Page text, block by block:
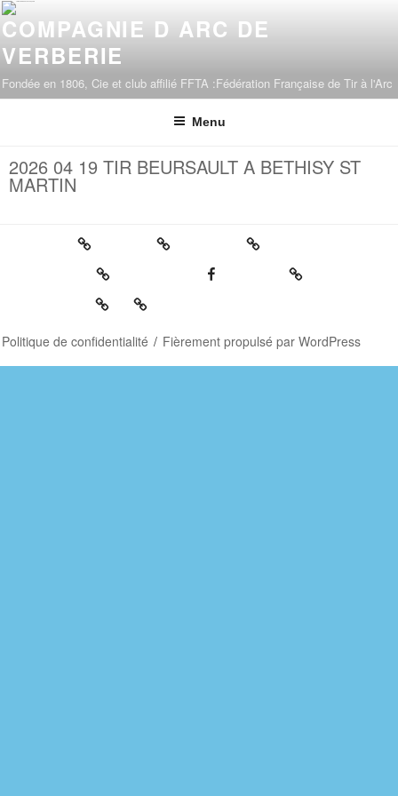
COMPAGNIE D ARC DE
VERBERIE
Fondée en 1806, Cie et club affilié FFTA :Fédération Française de Tir à l'Arc
Menu
2026 04 19 TIR BEURSAULT A BETHISY ST
MARTIN
Politique de confidentialité Fièrement propulsé par WordPress